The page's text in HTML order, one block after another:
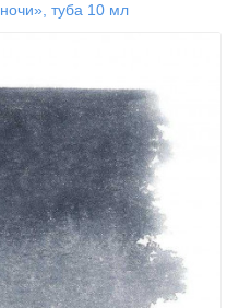
туба 10 мл